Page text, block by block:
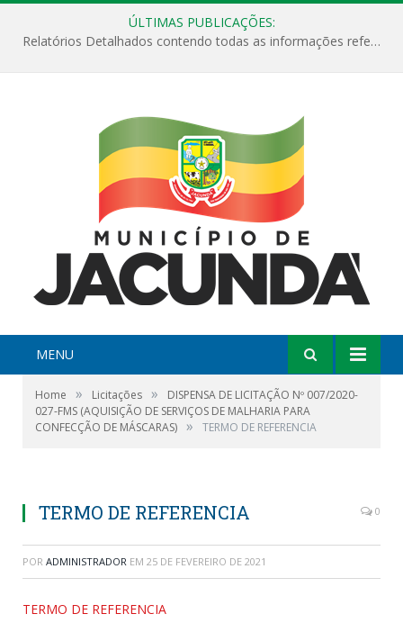
ÚLTIMAS PUBLICAÇÕES:
Relatórios Detalhados contendo todas as informações referentes a execução de recursos destinados ao fomento de projetos culturais no Município de Jacundá entre os anos de 2022 ao presente ano de 2026.
MENU
Home » Licitações »
DISPENSA DE LICITAÇÃO Nº 007/2020-
027-FMS (AQUISIÇÃO DE SERVIÇOS DE MALHARIA PARA
CONFECÇÃO DE MÁSCARAS) » TERMO DE REFERENCIA
TERMO DE REFERENCIA 0
POR ADMINISTRADOR EM 25 DE FEVEREIRO DE 2021
TERMO DE REFERENCIA